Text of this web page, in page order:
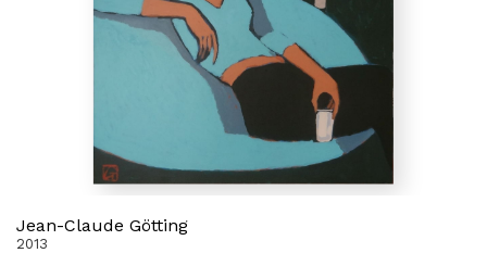
Jean-Claude Götting
2013